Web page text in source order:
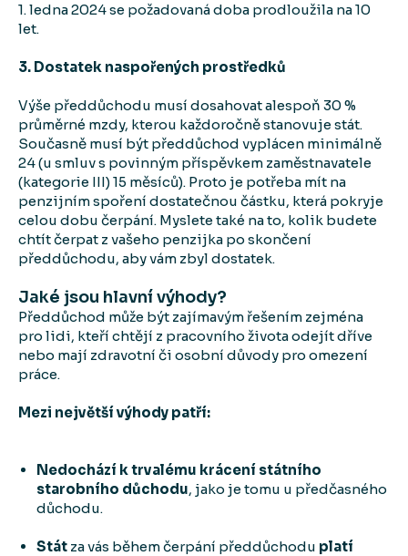
1. ledna 2024 se požadovaná doba prodloužila na 10
let.
3. Dostatek naspořených prostředků
Výše předdůchodu musí dosahovat alespoň 30 %
průměrné mzdy, kterou každoročně stanovuje stát.
Současně musí být předdůchod vyplácen minimálně
24 (u smluv s povinným příspěvkem zaměstnavatele
(kategorie III) 15 měsíců). Proto je potřeba mít na
penzijním spoření dostatečnou částku, která pokryje
celou dobu čerpání. Myslete také na to, kolik budete
chtít čerpat z vašeho penzijka po skončení
předdůchodu, aby vám zbyl dostatek.
Jaké jsou hlavní výhody?
Předdůchod může být zajímavým řešením zejména
pro lidi, kteří chtějí z pracovního života odejít dříve
nebo mají zdravotní či osobní důvody pro omezení
práce.
Mezi největší výhody patří:
Nedochází k trvalému krácení státního
starobního důchodu, jako je tomu u předčasného
důchodu.
Stát za vás během čerpání předdůchodu platí